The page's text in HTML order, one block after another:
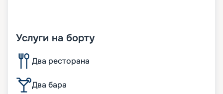
Услуги на борту
Два ресторана
Два бара